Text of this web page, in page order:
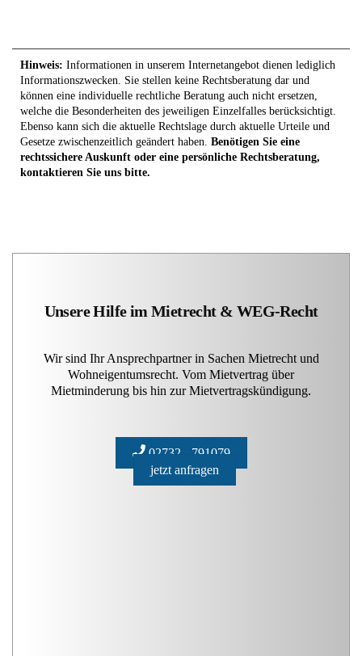
Hinweis: Informationen in unserem Internetangebot dienen lediglich
Informationszwecken. Sie stellen keine Rechtsberatung dar und
können eine individuelle rechtliche Beratung auch nicht ersetzen,
welche die Besonderheiten des jeweiligen Einzelfalles berücksichtigt.
Ebenso kann sich die aktuelle Rechtslage durch aktuelle Urteile und
Gesetze zwischenzeitlich geändert haben. Benötigen Sie eine
rechtssichere Auskunft oder eine persönliche Rechtsberatung,
kontaktieren Sie uns bitte.
Unsere Hilfe im Mietrecht & WEG-Recht
Wir sind Ihr Ansprechpartner in Sachen Mietrecht und
Wohneigentumsrecht. Vom Mietvertrag über
Mietminderung bis hin zur Mietvertragskündigung.
02732 - 791079
jetzt anfragen